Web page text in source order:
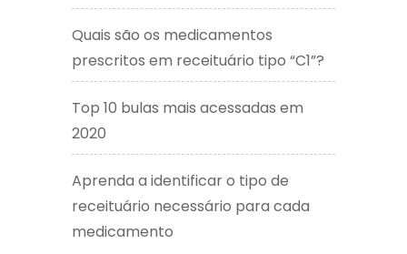
Quais são os medicamentos
prescritos em receituário tipo “C1”?
Top 10 bulas mais acessadas em
2020
Aprenda a identificar o tipo de
receituário necessário para cada
medicamento